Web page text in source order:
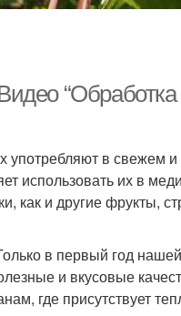
“Обработка
в свежем
использовать их в
как и другие фрукты,
в первый год
и вкусовые
где присутствует